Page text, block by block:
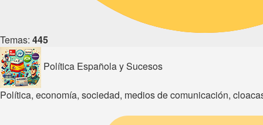
Temas: 445
Política Española y Sucesos
Política, economía, sociedad, medios de comunicación,